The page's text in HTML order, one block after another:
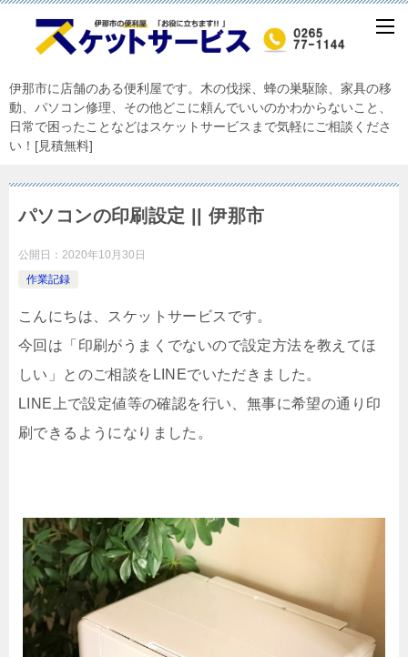
伊那市に店舗のある便利屋です。木の伐採、蜂の巣駆除、家具の移
動、パソコン修理、その他どこに頼んでいいのかわからないこと、
日常で困ったことなどはスケットサービスまで気軽にご相談くださ
い！[見積無料]
パソコンの印刷設定 || 伊那市
公開日： 2020年10月30日
作業記録
こんにちは、スケットサービスです。
今回は「印刷がうまくでないので設定方法を教えてほ
しい」とのご相談をLINEでいただきました。
LINE上で設定値等の確認を行い、無事に希望の通り印
刷できるようになりました。